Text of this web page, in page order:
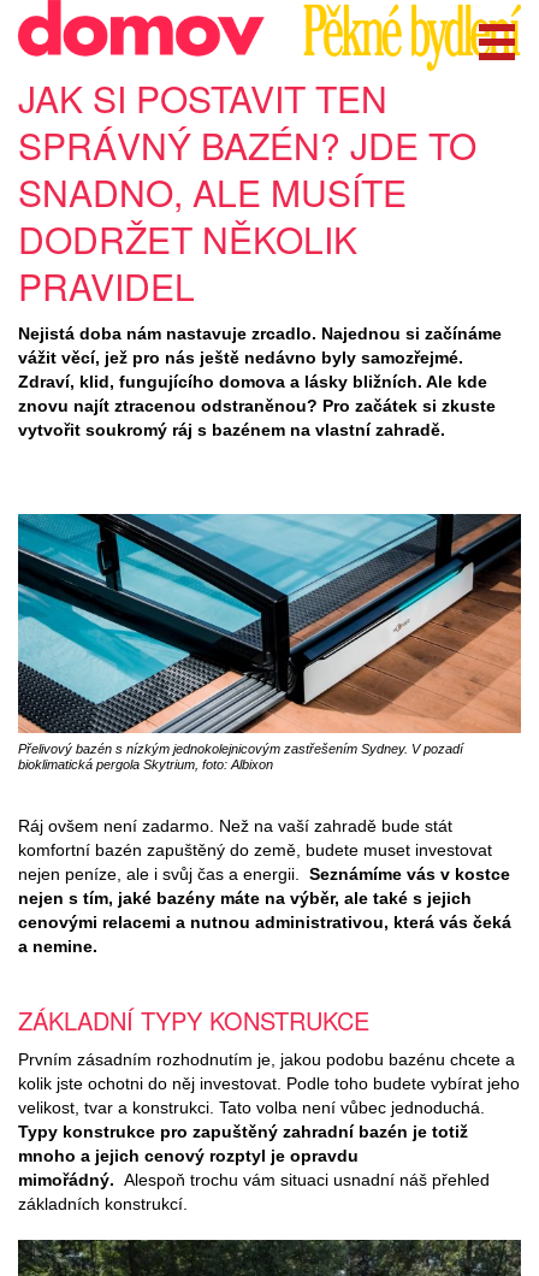
JAK SI POSTAVIT TEN
SPRÁVNÝ BAZÉN? JDE TO
SNADNO, ALE MUSÍTE
DODRŽET NĚKOLIK
PRAVIDEL
Přelivový bazén s nízkým jednokolejnicovým zastřešením Sydney. V pozadí
bioklimatická pergola Skytrium, foto: Albixon
Nejistá doba nám nastavuje zrcadlo. Najednou si začínáme
vážit věcí, jež pro nás ještě nedávno byly samozřejmé.
Zdraví, klid, fungujícího domova a lásky bližních. Ale kde
znovu najít ztracenou odstraněnou? Pro začátek si zkuste
vytvořit soukromý ráj s bazénem na vlastní zahradě.
Ráj ovšem není zadarmo. Než na vaší zahradě bude stát
komfortní bazén zapuštěný do země, budete muset investovat
nejen peníze, ale i svůj čas a energii. Seznámíme vás v kostce
nejen s tím, jaké bazény máte na výběr, ale také s jejich
cenovými relacemi a nutnou administrativou, která vás čeká
a nemine.
ZÁKLADNÍ TYPY KONSTRUKCE
Prvním zásadním rozhodnutím je, jakou podobu bazénu chcete a
kolik jste ochotni do něj investovat. Podle toho budete vybírat jeho
velikost, tvar a konstrukci. Tato volba není vůbec jednoduchá.
Typy konstrukce pro zapuštěný zahradní bazén je totiž
mnoho a jejich cenový rozptyl je opravdu
mimořádný. Alespoň trochu vám situaci usnadní náš přehled
základních konstrukcí.